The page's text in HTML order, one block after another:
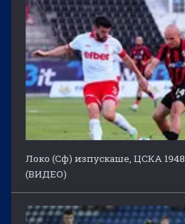
Локо (Сф) изпускаше, ЦСКА
(ВИДЕО)